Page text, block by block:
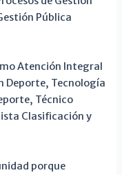
Pública
Atención Integral
Deporte, Tecnología
Técnico
Clasificación y
porque